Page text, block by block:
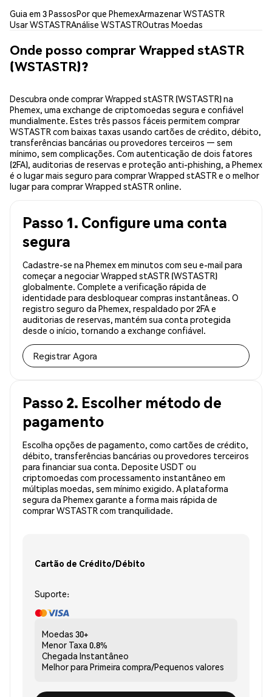
Guia em 3 PassosPor que PhemexArmazenar WSTASTR
Usar WSTASTRAnálise WSTASTROutras Moedas
Onde posso comprar Wrapped stASTR
(WSTASTR)?
Descubra onde comprar Wrapped stASTR (WSTASTR) na
Phemex, uma exchange de criptomoedas segura e confiável
mundialmente. Estes três passos fáceis permitem comprar
WSTASTR com baixas taxas usando cartões de crédito, débito,
transferências bancárias ou provedores terceiros — sem
mínimo, sem complicações. Com autenticação de dois fatores
(2FA), auditorias de reservas e proteção anti-phishing, a Phemex
é o lugar mais seguro para comprar Wrapped stASTR e o melhor
lugar para comprar Wrapped stASTR online.
Passo 1. Configure uma conta
segura
Cadastre-se na Phemex em minutos com seu e-mail para
começar a negociar Wrapped stASTR (WSTASTR)
globalmente. Complete a verificação rápida de
identidade para desbloquear compras instantâneas. O
registro seguro da Phemex, respaldado por 2FA e
auditorias de reservas, mantém sua conta protegida
desde o início, tornando a exchange confiável.
Registrar Agora
Passo 2. Escolher método de
pagamento
Escolha opções de pagamento, como cartões de crédito,
débito, transferências bancárias ou provedores terceiros
para financiar sua conta. Deposite USDT ou
criptomoedas com processamento instantâneo em
múltiplas moedas, sem mínimo exigido. A plataforma
segura da Phemex garante a forma mais rápida de
comprar WSTASTR com tranquilidade.
Cartão de Crédito/Débito
Suporte:
Moedas 30+
Menor Taxa 0.8%
Chegada Instantâneo
Melhor para Primeira compra/Pequenos valores